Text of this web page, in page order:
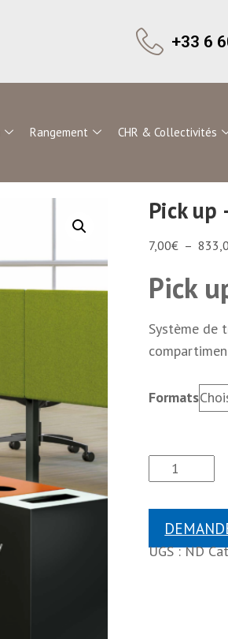
+33 6
Rangement CHR & Collectivités
Pick up
7,00€ –
Pick
Système de
Formats
UGS :ND